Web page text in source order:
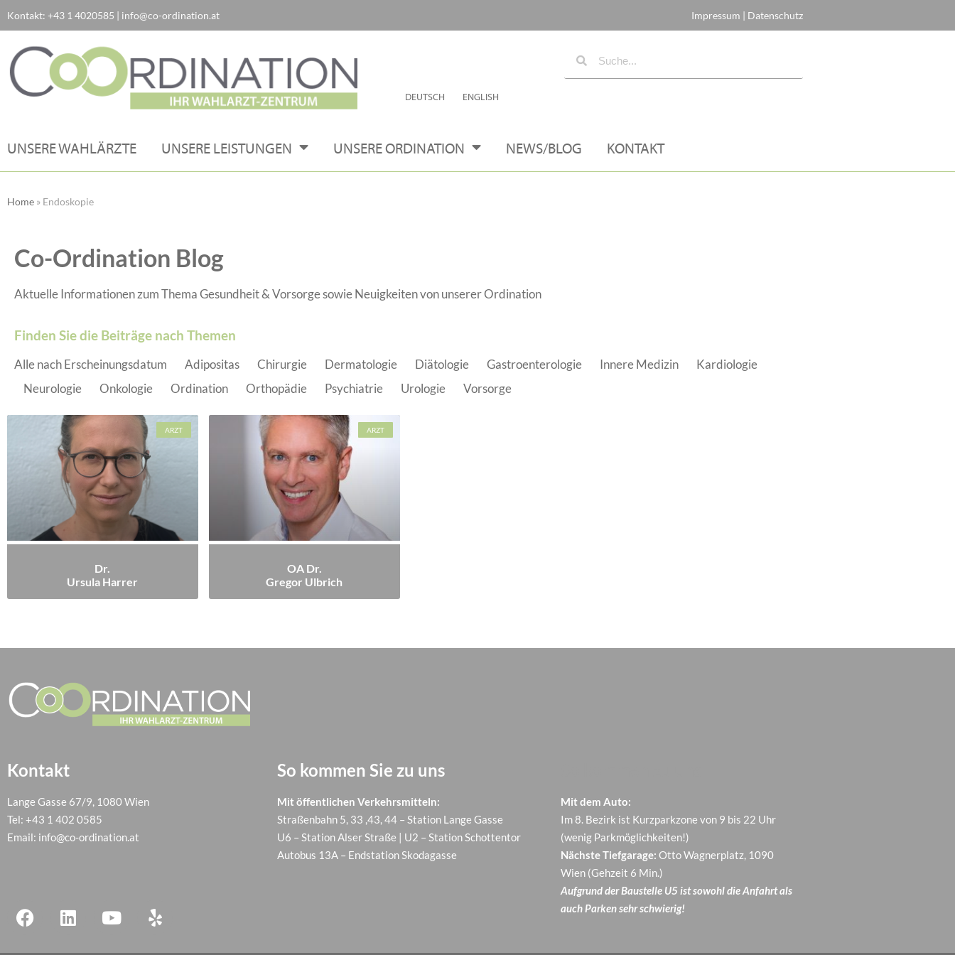
Inhalt
springen
Kontakt: +43 1 4020585 | info@co-ordination.at Impressum | Datenschutz
DEUTSCH ENGLISH
UNSERE WAHLÄRZTE UNSERE LEISTUNGEN UNSERE ORDINATION NEWS/BLOG KONTAKT
Home » Endoskopie
Co-Ordination Blog
Aktuelle Informationen zum Thema Gesundheit & Vorsorge sowie Neuigkeiten von unserer Ordination
Finden Sie die Beiträge nach Themen
Alle nach Erscheinungsdatum Adipositas Chirurgie Dermatologie Diätologie Gastroenterologie Innere Medizin
Kardiologie
Neurologie
Onkologie Ordination Orthopädie Psychiatrie Urologie Vorsorge
ARZT
Dr.
Ursula Harrer
ARZT
OA Dr.
Gregor Ulbrich
Kontakt
Lange Gasse 67/9, 1080 Wien
Tel: +43 1 402 0585
Email: info@co-ordination.at
So kommen Sie zu uns
Mit öffentlichen Verkehrsmitteln:
Straßenbahn 5, 33 ,43, 44 – Station Lange Gasse
U6 – Station Alser Straße | U2 – Station Schottentor
Autobus 13A – Endstation Skodagasse
Mit dem Auto:
Im 8. Bezirk ist Kurzparkzone von 9 bis 22 Uhr
(wenig Parkmöglichkeiten!)
Nächste Tiefgarage: Otto Wagnerplatz, 1090
Wien (Gehzeit 6 Min.)
Aufgrund der Baustelle U5 ist sowohl die Anfahrt als
auch Parken sehr schwierig!